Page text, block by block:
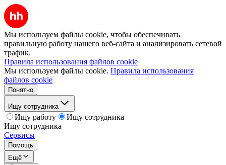
Мы используем файлы cookie, чтобы обеспечивать
правильную работу нашего веб-сайта и анализировать сетевой
трафик.
Правила использования файлов cookie
Мы используем файлы cookie. Правила использования
файлов cookie
Понятно
Ищу сотрудника
Ищу работу
Ищу сотрудника
Ищу сотрудника
Сервисы
Помощь
Ещё